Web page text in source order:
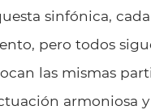
sinfónica,
pero todos
las mismas
armoniosa